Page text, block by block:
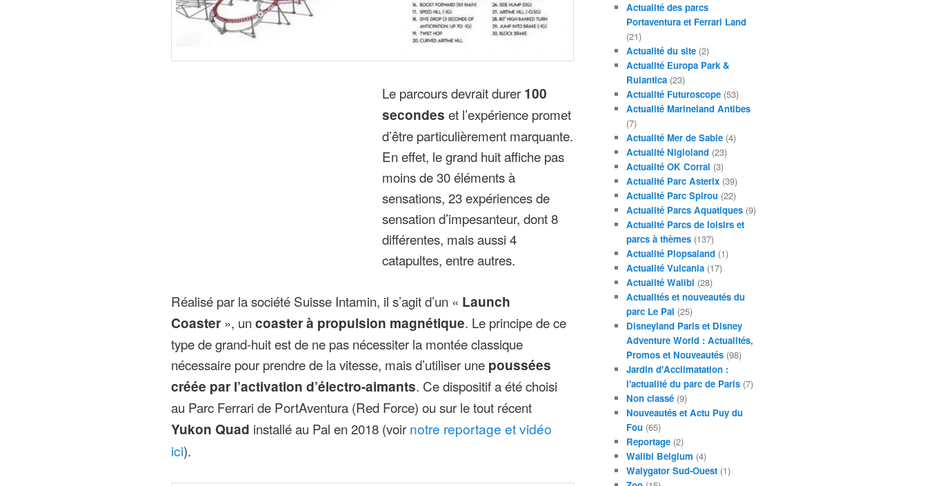
Le parcours devrait durer 100
secondes et l’expérience promet
d’être particulièrement marquante.
En effet, le grand huit affiche pas
moins de 30 éléments à
sensations, 23 expériences de
sensation d’impesanteur, dont 8
différentes, mais aussi 4
catapultes, entre autres.
Réalisé par la société Suisse Intamin, il s’agit d’un « Launch
Coaster », uncoaster à propulsion magnétique. Le principe de ce
type de grand-huit est de ne pas nécessiter la montée classique
nécessaire pour prendre de la vitesse, mais d’utiliser une poussées
créée par l’activation d’électro-aimants. Ce dispositif a été choisi
au Parc Ferrari de PortAventura (Red Force) ou sur le tout récent
Yukon Quad installé au Pal en 2018 (voir notre reportage et vidéo
ici).
Actualité des parcs
Portaventura et Ferrari Land
(21)
Actualité du site (2)
Actualité Europa Park &
Rulantica (23)
Actualité Futuroscope (53)
Actualité Marineland Antibes
(7)
Actualité Mer de Sable (4)
Actualité Nigloland (23)
Actualité OK Corral (3)
Actualité Parc Asterix (39)
Actualité Parc Spirou (22)
Actualité Parcs Aquatiques (9)
Actualité Parcs de loisirs et
parcs à thèmes (137)
Actualité Plopsaland (1)
Actualité Vulcania (17)
Actualité Walibi (28)
Actualités et nouveautés du
parc Le Pal (25)
Disneyland Paris et Disney
Adventure World : Actualités,
Promos et Nouveautés (98)
Jardin d'Acclimatation :
l'actualité du parc de Paris (7)
Non classé (9)
Nouveautés et Actu Puy du
Fou (65)
Reportage (2)
Walibi Belgium (4)
Walygator Sud-Ouest (1)